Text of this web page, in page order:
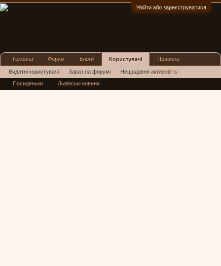
Увійти або зареєструватися
Головна Форум Блоги Користувачі
Видатні користувачі Зараз на форумі Нещодавня активність
Нові повідомлення профілю
Правила
Реклама
Посиденьки Львівські новини